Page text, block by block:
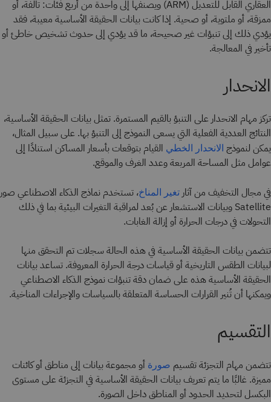
العقاري القابل للتعديل (ARM) ويصنفها إلى واحدة من أربع فئات: تالفة، أو
ممزقة، أو ملتوية، أو صحية. إذا كانت بيانات الحقيقة الأساسية معيبة، فقد
يؤدي ذلك إلى تنبؤات غير صحيحة، ما قد يؤدي إلى حدوث تشخيص خاطئ أو
تأخير في المعالجة.
الانحدار
تركز مهام الانحدار على التنبؤ بالقيم المستمرة. تمثل بيانات الحقيقة الأساسية،
النتائج العددية الفعلية التي يسعى النموذج إلى التنبؤ بها. على سبيل المثال،
يمكن لنموذج الانحدار الخطي القيام بتوقعات بأسعار المساكن استنادًا إلى
عوامل مثل المساحة المربعة وعدد الغرف والموقع.
في مجال التخفيف من آثار تغير المناخ، تستخدم نماذج الذكاء الاصطناعي صور
Satellite وبيانات الاستشعار عن بُعد لمراقبة التغيرات البيئية بما في ذلك
التحولات في درجات الحرارة أو إزالة الغابات.
تتضمن بيانات الحقيقة الأساسية في هذه الحالة سجلات تم التحقق منها
لبيانات الطقس التاريخية أو قياسات درجة الحرارة المعروفة. تساعد بيانات
الحقيقة الأساسية هذه على ضمان دقة تنبؤات نموذج الذكاء الاصطناعي
ويمكنها أن تُنير القرارات الحساسة المتعلقة بالسياسات والإجراءات المناخية.
التقسيم
تتضمن مهام التجزئة تقسيم صورة أو مجموعة بيانات إلى مناطق أو كائنات
مميزة. غالبًا ما يتم تعريف بيانات الحقيقة الأساسية في التجزئة على مستوى
البكسل لتحديد الحدود أو المناطق داخل الصورة.